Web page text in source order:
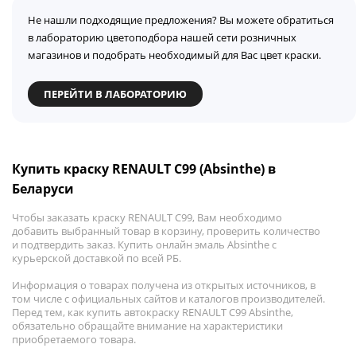
Не нашли подходящие предложения? Вы можете обратиться
в лабораторию цветоподбора нашей сети розничных
магазинов и подобрать необходимый для Вас цвет краски.
ПЕРЕЙТИ В ЛАБОРАТОРИЮ
Купить краску RENAULT C99 (Absinthe) в
Беларуси
Чтобы заказать краску RENAULT C99, Вам необходимо
добавить выбранный товар в корзину, проверить количество
и подтвердить заказ. Купить онлайн эмаль Absinthe с
курьерской доставкой по всей РБ.
Информация о товарах получена из открытых источников, в
том числе с официальных сайтов и каталогов производителей.
Перед тем, как купить автокраску RENAULT C99 Absinthe,
обязательно обращайте внимание на характеристики
приобретаемого товара.